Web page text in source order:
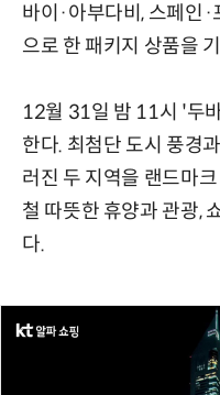
바이·아부다비, 스페인
으로 한 패키지 상품을
12월 31일 밤 11시 '두
한다. 최첨단 도시 풍경
러진 두 지역을 랜드마
철 따뜻한 휴양과 관광,
다.